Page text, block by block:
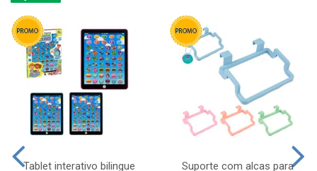
Tablet interativo bilingue
Suporte com alcas para